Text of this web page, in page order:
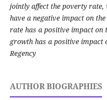
jointly affect the poverty
have a negative impact on
rate has a positive impact on
growth has a positive impact
Regency
AUTHOR BIOGRAPHIES